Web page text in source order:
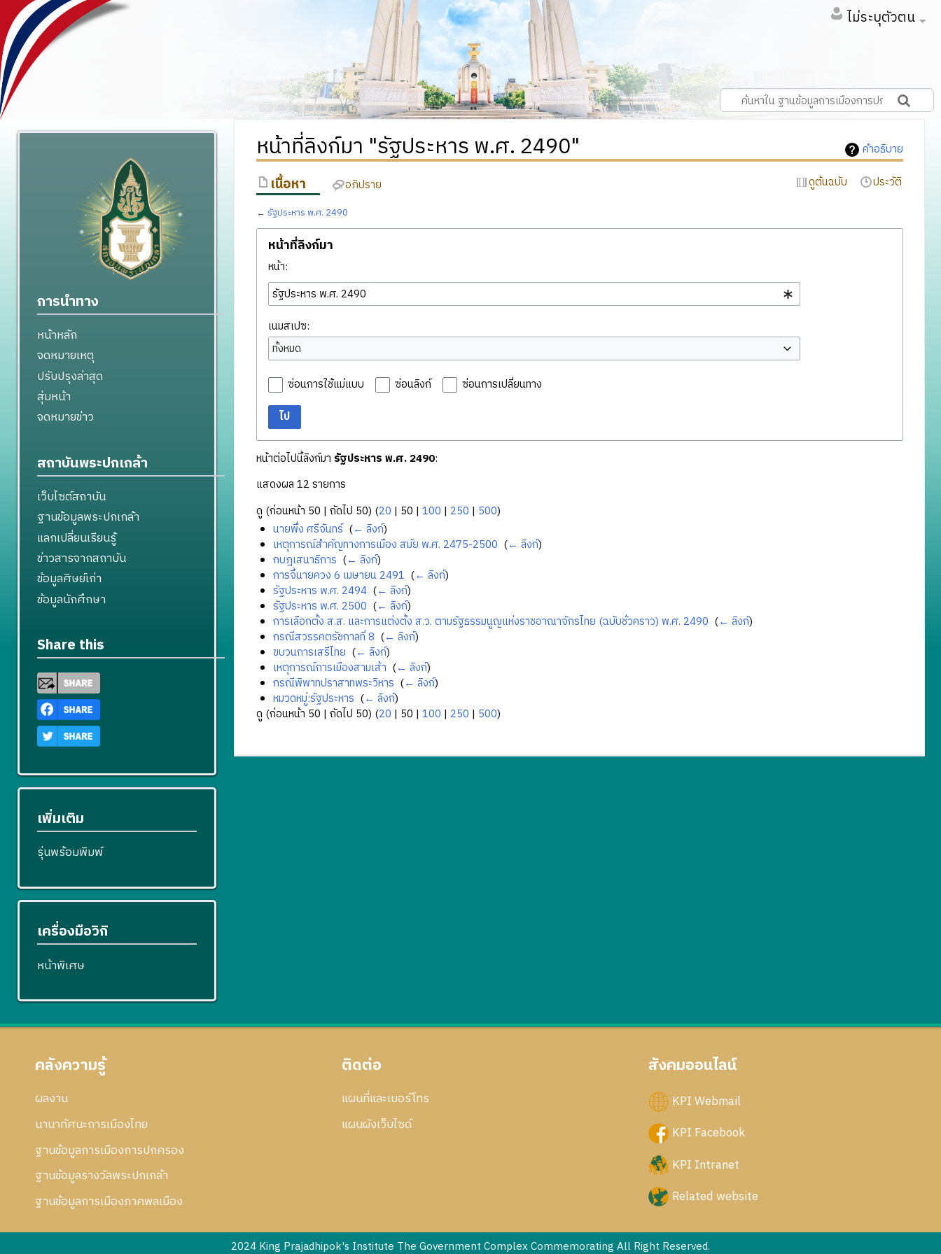
ไม่ระบุตัวตน
คำอธิบาย
หน้าที่ลิงก์มา "รัฐประหาร พ.ศ. 2490"
เนื้อหา อภิปราย ดูต้นฉบับ ประวัติ
← รัฐประหาร พ.ศ. 2490
หน้าที่ลิงก์มา
หน้า:
เนมสเปซ:
ทั้งหมด
ซ่อนการใช้แม่แบบ ซ่อนลิงก์
ซ่อนการเปลี่ยนทาง
ไป
หน้าต่อไปนี้ลิงก์มา รัฐประหาร พ.ศ. 2490:
แสดงผล 12 รายการ
ดู (ก่อนหน้า 50 | ถัดไป 50) (20 | 50 | 100 | 250 | 500)
นายพึ่ง ศรีจันทร์‎ (← ลิงก์)
เหตุการณ์สำคัญทางการเมือง สมัย พ.ศ. 2475-2500 (← ลิงก์)
กบฎเสนาธิการ (← ลิงก์)
การจี้นายควง 6 เมษายน 2491 (← ลิงก์)
รัฐประหาร พ.ศ. 2494 (← ลิงก์)
รัฐประหาร พ.ศ. 2500 (← ลิงก์)
การเลือกตั้ง ส.ส. และการแต่งตั้ง ส.ว. ตามรัฐธรรมนูญแห่งราชอาณาจักรไทย (ฉบับชั่วคราว) พ.ศ. 2490 (← ลิงก์)
กรณีสวรรคตรัชกาลที่ 8 (← ลิงก์)
ขบวนการเสรีไทย (← ลิงก์)
เหตุการณ์การเมืองสามเส้า (← ลิงก์)
กรณีพิพาทปราสาทพระวิหาร (← ลิงก์)
หมวดหมู่:รัฐประหาร (← ลิงก์)
ดู (ก่อนหน้า 50 | ถัดไป 50) (20 | 50 | 100 | 250 | 500)
การนำทาง
หน้าหลัก
จดหมายเหตุ
ปรับปรุงล่าสุด
สุ่มหน้า
จดหมายข่าว
สถาบันพระปกเกล้า
เว็บไซต์สถาบัน
ฐานข้อมูลพระปกเกล้า
แลกเปลี่ยนเรียนรู้
ข่าวสารจากสถาบัน
ข้อมูลศิษย์เก่า
ข้อมูลนักศึกษา
Share this
เพิ่มเติม
รุ่นพร้อมพิมพ์
เครื่องมือวิกิ
หน้าพิเศษ
คลังความรู้
ผลงาน
นานาทัศนะการเมืองไทย
ฐานข้อมูลการเมืองการปกครอง
ฐานข้อมูลรางวัลพระปกเกล้า
ฐานข้อมูลการเมืองภาคพลเมือง
ติดต่อ
แผนที่และเบอร์โทร
แผนผังเว็บไซด์
สังคมออนไลน์
KPI Webmail
KPI Facebook
KPI Intranet
Related website
2024 King Prajadhipok's Institute The Government Complex Commemorating All Right Reserved.